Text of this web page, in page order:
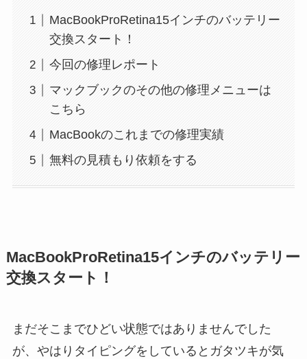
MacBookProRetina15インチのバッテリー
交換スタート！
今回の修理レポート
マックブックのその他の修理メニューは
こちら
MacBookのこれまでの修理実績
無料の見積もり依頼をする
MacBookProRetina15インチのバッテリー
交換スタート！
まだそこまでひどい状態ではありませんでした
が、やはりタイピングをしているとガタツキが気